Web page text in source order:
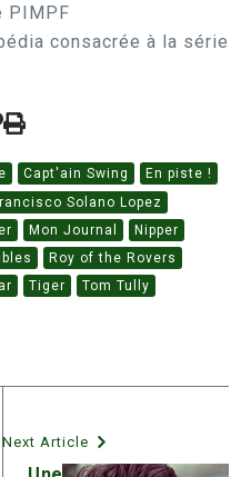
PIMPF
consacrée à la série
Capt'ain Swing
En piste !
Solano Lopez
Mon Journal
Nipper
Roy of the Rovers
Tiger
Tom Tully
Next Article